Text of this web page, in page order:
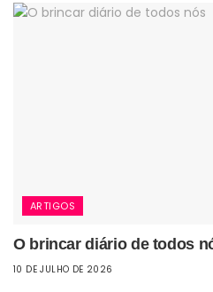
ARTIGOS
O brincar diário de todos
10 DE JULHO DE 2026